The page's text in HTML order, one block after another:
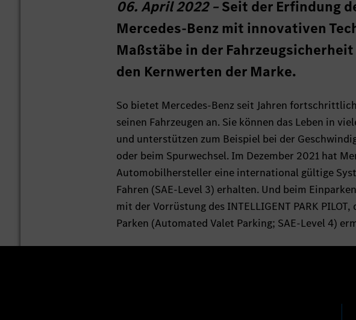
06. April 2022 –Seit der Erfindung
Mercedes-Benz mit innovativen
Maßstäbe in der
den Kernwerten der Marke.
So bietet Mercedes-Benz seit Jahren
seinen Fahrzeugen an. Sie können das Leben in
und unterstützen zum Beispiel bei der
oder beim Spurwechsel. Im Dezember 2021 hat
Automobilhersteller eine international gültige
Fahren (SAE-Level 3) erhalten. Und beim
mit der Vorrüstung des INTELLIGENT PARK
Parken (Automated Valet Parking; SAE-Level 4)